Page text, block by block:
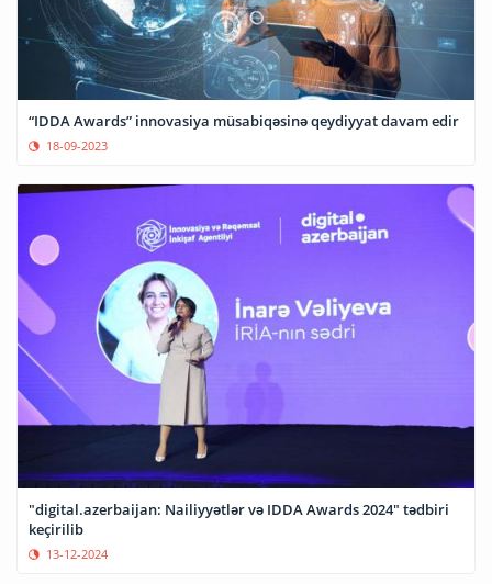
“IDDA Awards” innovasiya müsabiqəsinə qeydiyyat davam edir
18-09-2023
"digital.azerbaijan: Nailiyyətlər və IDDA Awards 2024" tədbiri
keçirilib
13-12-2024